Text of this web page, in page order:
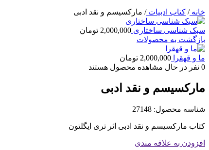
خانه/ کتاب ادبیات/ مارکسیسم و نقد ادبی
سبک شناسی ساختاری 2,000,000 تومان
بازگشت به محصولات
ما و قهقرا 2,000,000 تومان
0 نفر در حال مشاهده محصول هستند
مارکسیسم و نقد ادبی
شناسه محصول: 27148
کتاب مارکسیسم و نقد ادبی اثر تری ایگلتون
افزودن به علاقه مندی